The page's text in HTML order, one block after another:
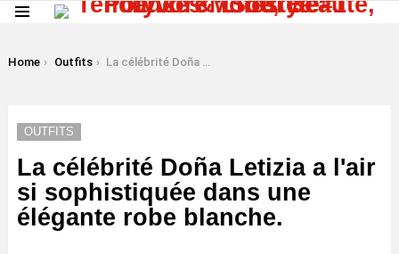
You are here:
Home Outfits La célébrité Doña Letizia a l'air si sophistiquée dans une élégante robe blanche.
OUTFITS
La célébrité Doña Letizia a l'air
si sophistiquée dans une
élégante robe blanche.